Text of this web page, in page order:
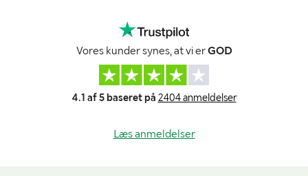
Vores kunder synes, at vi erGOD
4.1 af 5 baseret på 2404 anmeldelser
Læs anmeldelser